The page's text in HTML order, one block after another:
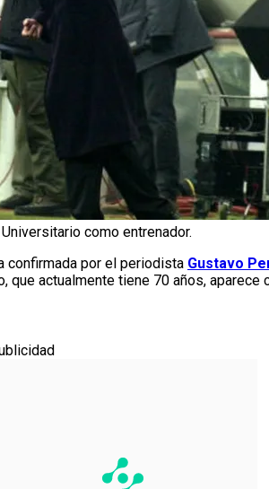
como entrenador.
confirmada por el periodista Gustavo
que actualmente tiene 70 años,